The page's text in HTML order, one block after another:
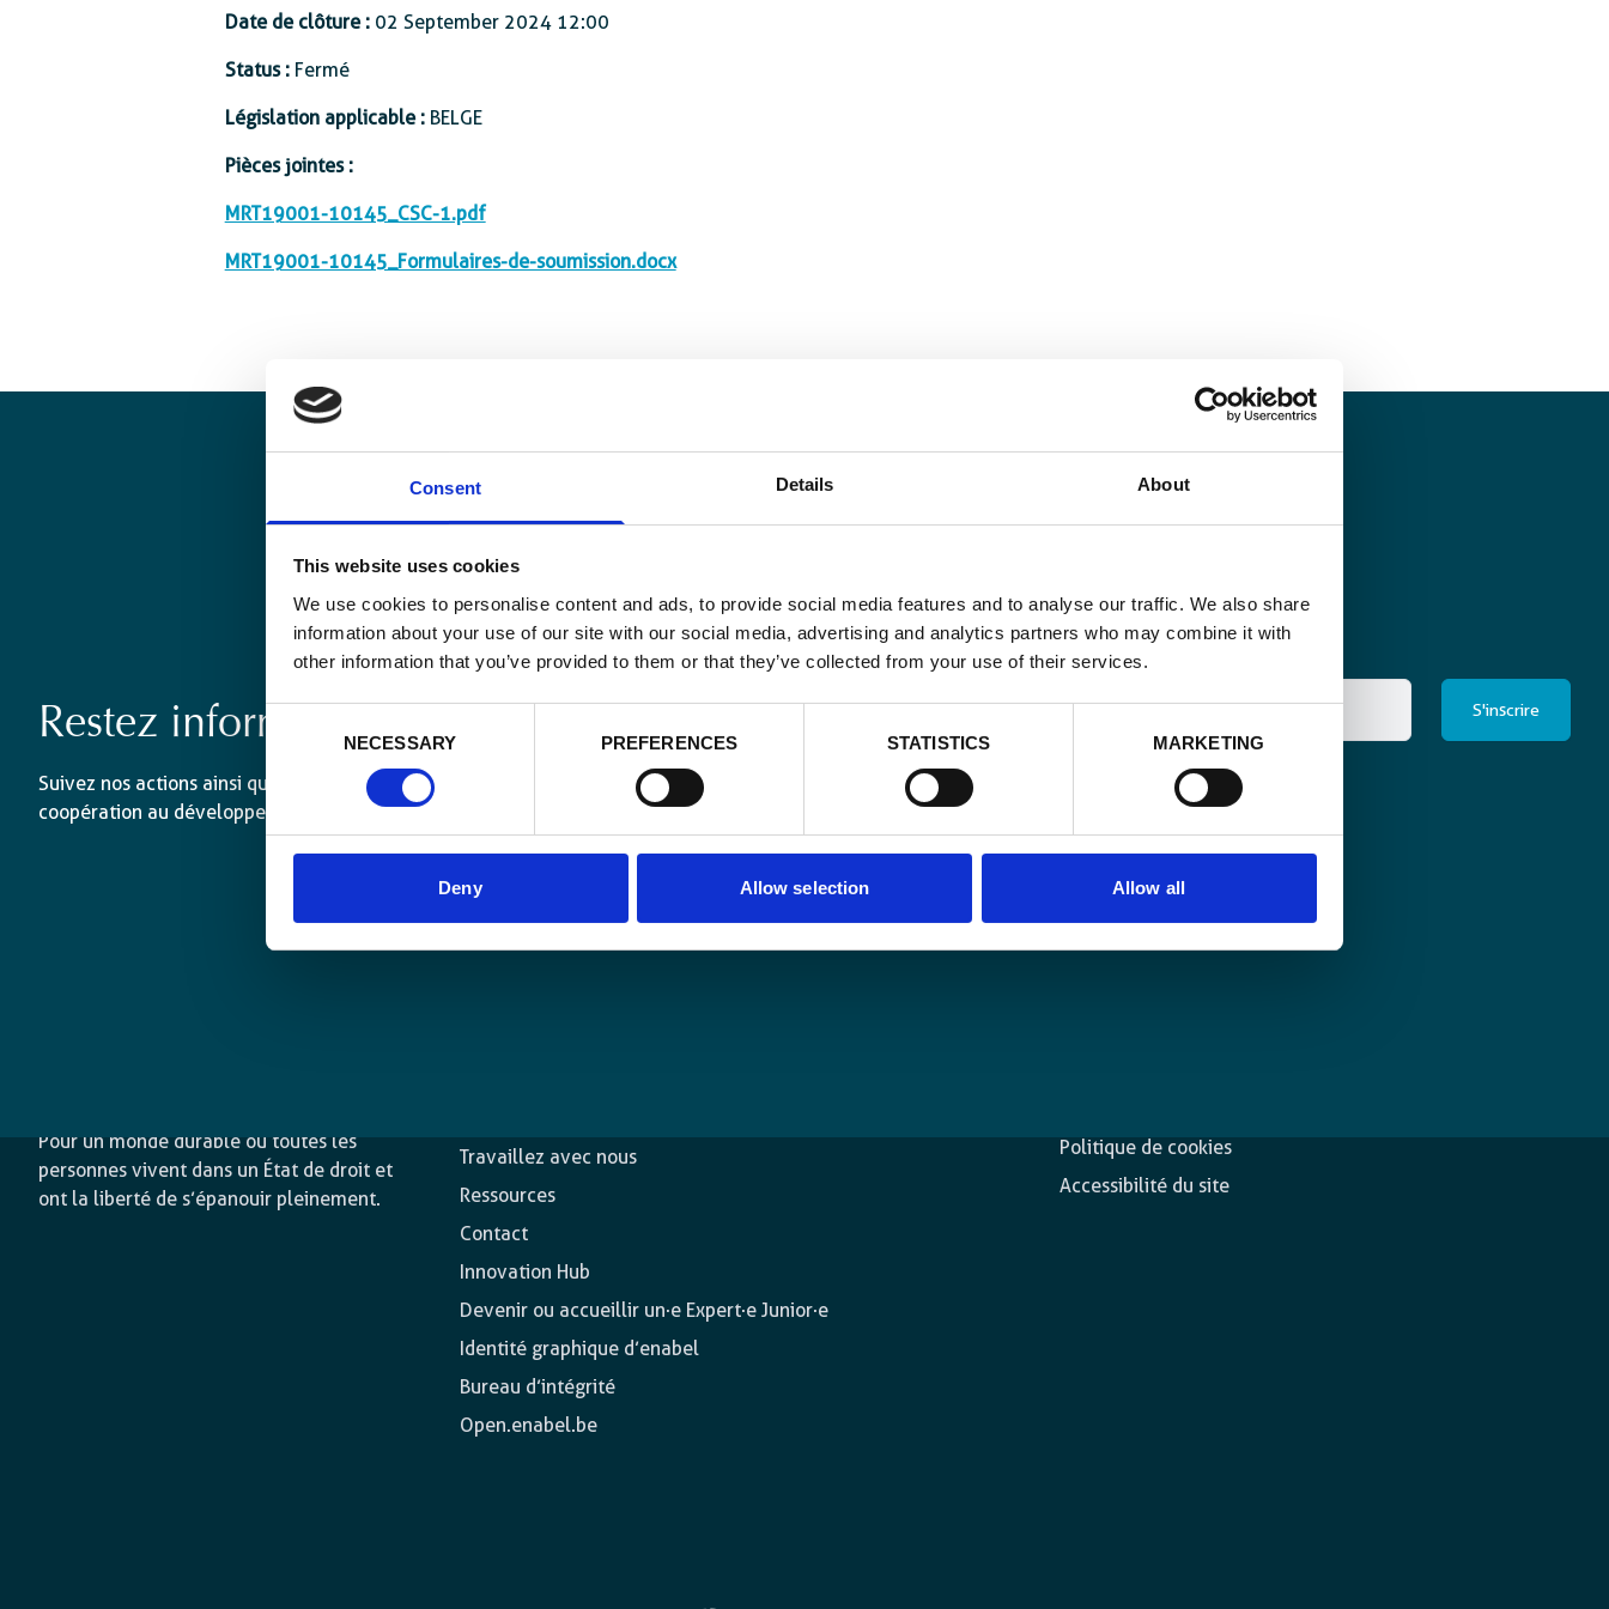
Consent Details About
This website uses cookies
We use cookies to personalise content and ads, to provide social media features and to analyse our traffic. We also share
information about your use of our site with our social media, advertising and analytics partners who may combine it with
other information that you’ve provided to them or that they’ve collected from your use of their services.
Consent
NECESSARY PREFERENCES STATISTICS MARKETING
Deny Allow selection Allow all
Protection sociale
Date de clôture : 02 September 2024 12:00
Status :Fermé
Législation applicable : BELGE
Pièces jointes :
MRT19001-10145_CSC-1.pdf
MRT19001-10145_Formulaires-de-soumission.docx
Restez informé·es
Suivez nos actions ainsi que les dernières tendances en matière de
coopération au développement.
*
Consent
*
Oui, je m'inscris à la newsletter
CAPTCHA
Pour un monde durable où toutes les
personnes vivent dans un État de droit et
ont la liberté de s’épanouir pleinement.
Travaillez avec nous
Ressources
Contact
Innovation Hub
Devenir ou accueillir un·e Expert·e Junior·e
Identité graphique d’enabel
Bureau d’intégrité
Open.enabel.be
Politique de cookies
Accessibilité du site